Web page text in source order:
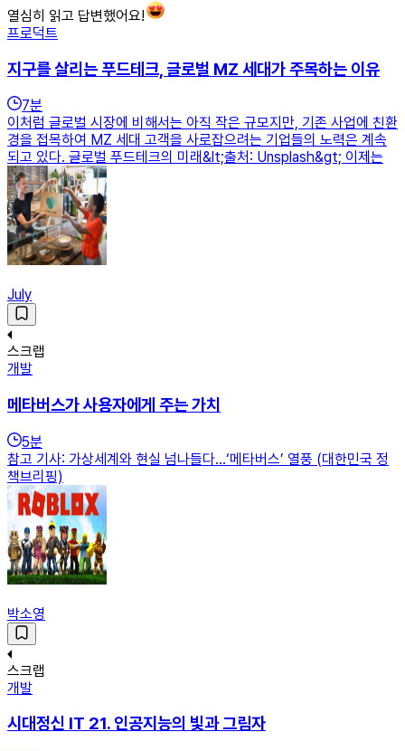
열심히 읽고 답변했어요!
프로덕트
지구를 살리는 푸드테크, 글로벌 MZ 세대가 주목하는 이유
7분
이처럼 글로벌 시장에 비해서는 아직 작은 규모지만, 기존 사업에 친환
경을 접목하여 MZ 세대 고객을 사로잡으려는 기업들의 노력은 계속
되고 있다. 글로벌 푸드테크의 미래&lt;출처: Unsplash&gt; 이제는
July
스크랩
개발
메타버스가 사용자에게 주는 가치
5분
참고 기사: 가상세계와 현실 넘나들다…‘메타버스’ 열풍 (대한민국 정
책브리핑)
박소영
스크랩
개발
시대정신 IT 21. 인공지능의 빛과 그림자